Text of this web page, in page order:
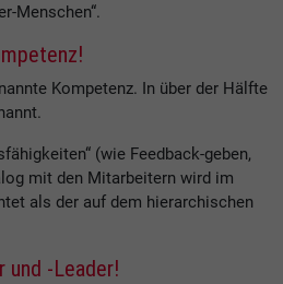
Menschen“.
Kompetenz. In über der Hälfte
(wie Feedback-geben,
mit den Mitarbeitern wird im
als der auf dem hierarchischen
und -Leader!